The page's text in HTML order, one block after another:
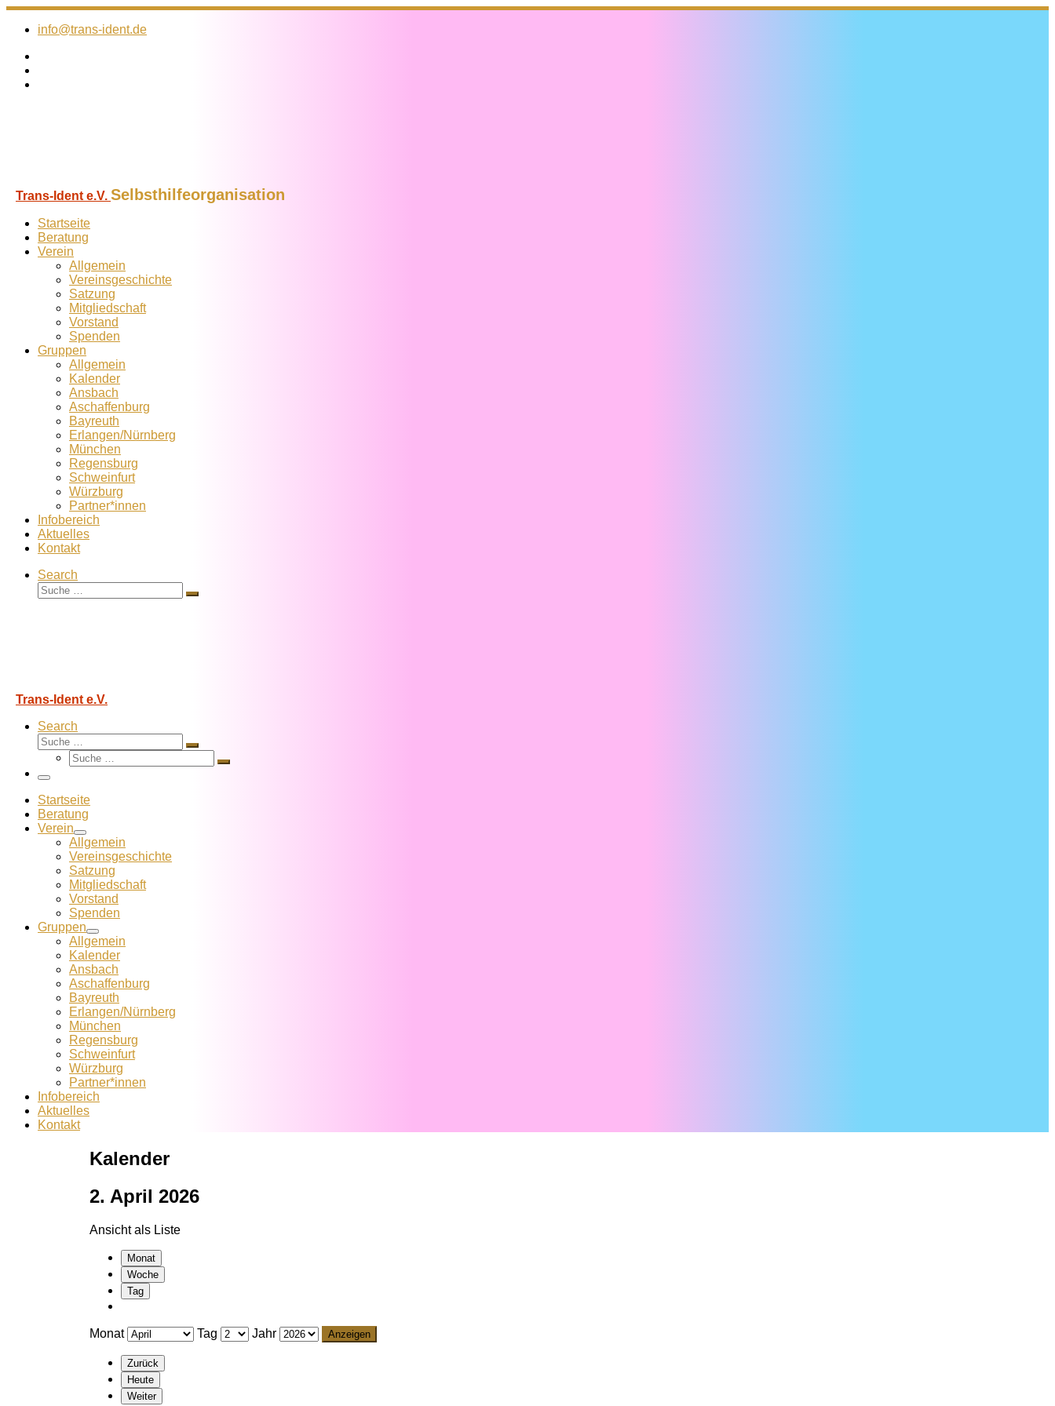
Zum
Inhalt
info@trans-ident.de
Trans-Ident e.V. Selbsthilfeorganisation
Startseite
Beratung
Verein
Allgemein
Vereins­geschichte
Satzung
Mitglied­schaft
Vorstand
Spenden
Gruppen
Allgemein
Kalender
Ansbach
Aschaffenburg
Bayreuth
Erlangen/Nürnberg
München
Regensburg
Schweinfurt
Würzburg
Partner*innen
Infobereich
Aktuelles
Kontakt
Search
Suche
Suche
Trans-Ident e.V.
Search
Suche
Suche
Suche
Suche
Menü
Startseite
Beratung
Verein
Allgemein
Vereins­geschichte
Satzung
Mitglied­schaft
Vorstand
Spenden
Gruppen
Allgemein
Kalender
Ansbach
Aschaffenburg
Bayreuth
Erlangen/Nürnberg
München
Regensburg
Schweinfurt
Würzburg
Partner*innen
Infobereich
Aktuelles
Kontakt
Kalender
2. April 2026
Ansicht als Liste
Monat
Woche
Tag
Monat Tag Jahr
Zurück
Heute
Weiter